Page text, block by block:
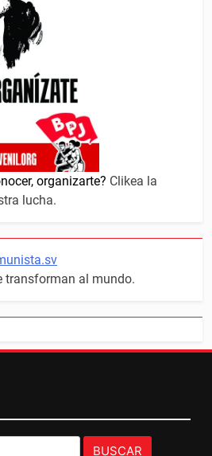
organizarte? Clikea la
lucha.
transforman al mundo.